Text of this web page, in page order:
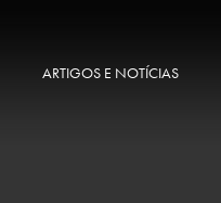
ARTIGOS E NOTÍCIAS